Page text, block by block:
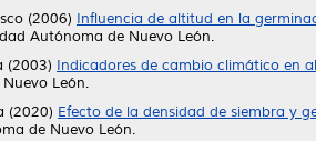
(2006) Influencia de altitud en la
Autónoma de Nuevo León.
(2003) Indicadores de cambio climático en
León.
(2020) Efecto de la densidad de siembra y
de Nuevo León.